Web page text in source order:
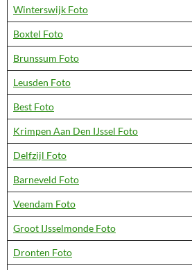
Winterswijk Foto
Boxtel Foto
Brunssum Foto
Leusden Foto
Best Foto
Krimpen Aan Den IJssel Foto
Delfzijl Foto
Barneveld Foto
Veendam Foto
Groot IJsselmonde Foto
Dronten Foto